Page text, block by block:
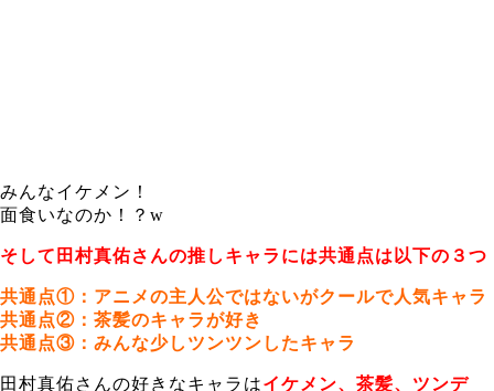
みんなイケメン！
面食いなのか！？w
そして田村真佑さんの推しキャラには共通点は以下の３つ
共通点①：アニメの主人公ではないがクールで人気キャラ
共通点②：茶髪のキャラが好き
共通点③：みんな少しツンツンしたキャラ
田村真佑さんの好きなキャラはイケメン、茶髪、ツンデ